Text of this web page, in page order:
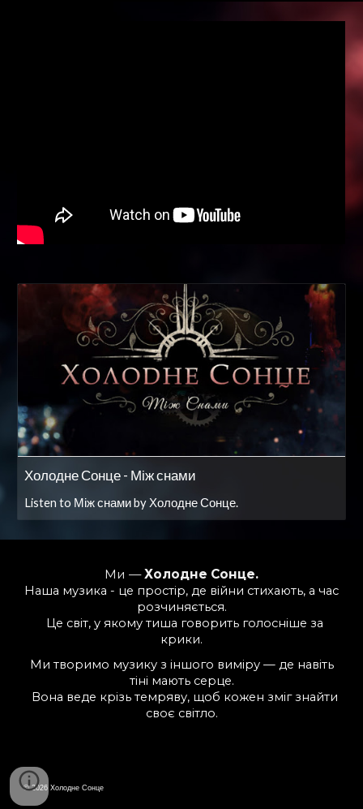
Холодне Сонце - Між снами
Listen to Між снами by Холодне Сонце.
Ми —Холодне Сонце.
Наша музика - це простір, де війни стихають, а час
розчиняється.
Це світ, у якому тиша говорить голосніше за
крики.
Ми творимо музику з іншого виміру — де навіть
тіні мають серце.
Вона веде крізь темряву, щоб кожен зміг знайти
своє світло.
© 2026 Холодне Сонце